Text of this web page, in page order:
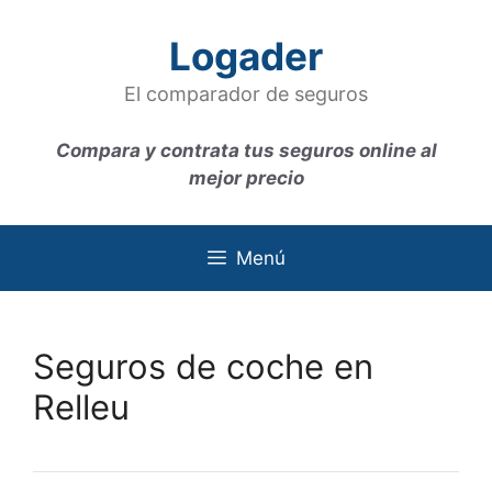
Logader
El comparador de seguros
Compara y contrata tus seguros online al
mejor precio
Menú
Seguros de coche en
Relleu